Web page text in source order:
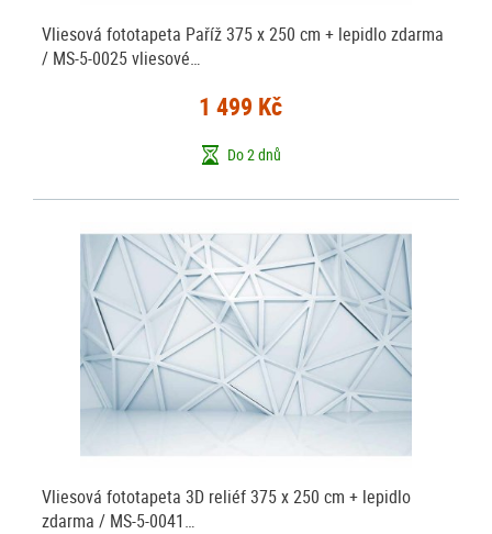
Vliesová fototapeta Paříž 375 x 250 cm + lepidlo zdarma
/ MS-5-0025 vliesové…
1 499 Kč
Do 2 dnů
Vliesová fototapeta 3D reliéf 375 x 250 cm + lepidlo
zdarma / MS-5-0041…